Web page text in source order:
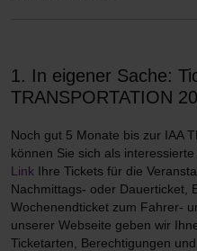
1. In eigener Sache:
TRANSPORTATION
Noch gut 5 Monate bis zur IAA
können Sie sich als
Link Ihre Tickets für die
Nachmittags- oder Dauerticket,
Wochenendticket zum Fahrer-
unserer Webseite geben wir
Ticketarten, Berechtigungen